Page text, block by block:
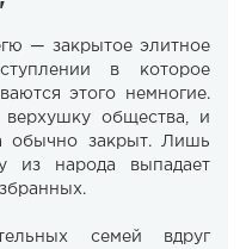
— закрытое элитное
в которое
этого немногие.
общества, и
обычно закрыт. Лишь
из народа выпадает
семей вдруг